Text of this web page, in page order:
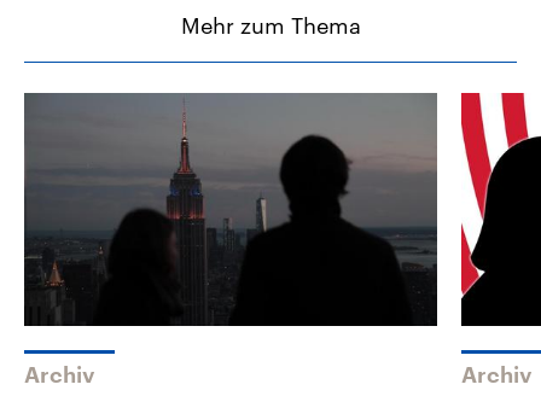
Mehr zum Thema
Archiv Archiv